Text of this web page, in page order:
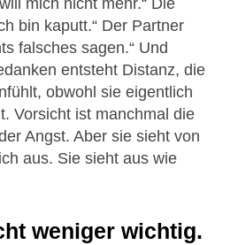
mich nicht mehr.“ Die
bin kaputt.“ Der Partner
falsches sagen.“ Und
entsteht Distanz, die
obwohl sie eigentlich
Vorsicht ist manchmal die
Angst. Aber sie sieht von
aus. Sie sieht aus wie
weniger wichtig.